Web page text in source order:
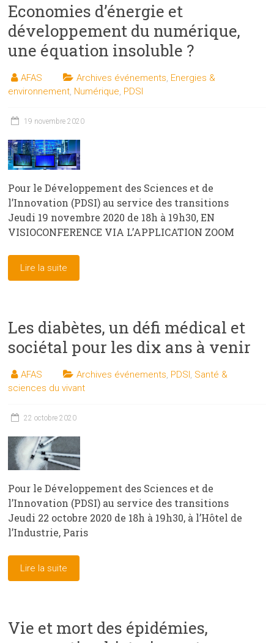
Economies d’énergie et
développement du numérique,
une équation insoluble ?
AFAS Archives événements, Energies &
environnement, Numérique, PDSI
19 novembre 2020
Pour le Développement des Sciences et de
l’Innovation (PDSI) au service des transitions
Jeudi 19 novembre 2020 de 18h à 19h30, EN
VISIOCONFERENCE VIA L’APPLICATION ZOOM
Lire la suite
Les diabètes, un défi médical et
sociétal pour les dix ans à venir
AFAS Archives événements, PDSI, Santé &
sciences du vivant
22 octobre 2020
Pour le Développement des Sciences et de
l’Innovation (PDSI) au service des transitions
Jeudi 22 octobre 2020 de 18h à 19h30, à l’Hôtel de
l’Industrie, Paris
Lire la suite
Vie et mort des épidémies,